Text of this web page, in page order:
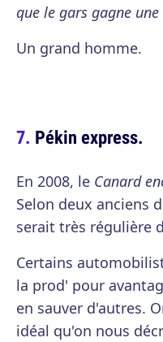
que le gars gagne
Un grand homme.
Pékin express.
En 2008, le Canard
Selon deux anciens
serait très régulière
Certains
la prod' pour
en sauver d'autres.
idéal qu'on nous